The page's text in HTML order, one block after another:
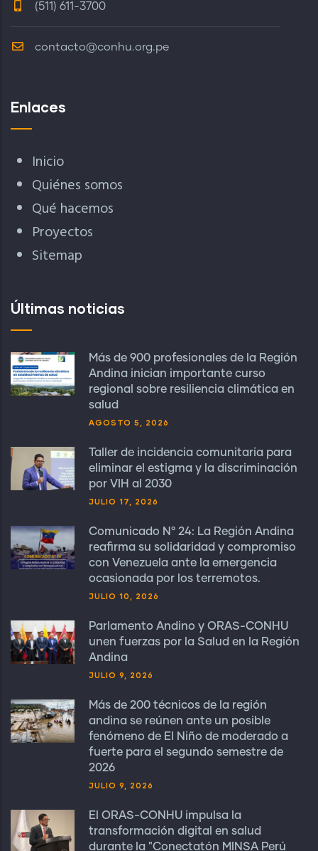
(511) 611-3700
contacto@conhu.org.pe
Enlaces
Inicio
Quiénes somos
Qué hacemos
Proyectos
Sitemap
Últimas noticias
Más de 900 profesionales de la Región
Andina inician importante curso
regional sobre resiliencia climática en
salud
AGOSTO 5, 2026
Taller de incidencia comunitaria para
eliminar el estigma y la discriminación
por VIH al 2030
JULIO 17, 2026
Comunicado N° 24: La Región Andina
reafirma su solidaridad y compromiso
con Venezuela ante la emergencia
ocasionada por los terremotos.
JULIO 10, 2026
Parlamento Andino y ORAS-CONHU
unen fuerzas por la Salud en la Región
Andina
JULIO 9, 2026
Más de 200 técnicos de la región
andina se reúnen ante un posible
fenómeno de El Niño de moderado a
fuerte para el segundo semestre de
2026
JULIO 9, 2026
El ORAS-CONHU impulsa la
transformación digital en salud
durante la "Conectatón MINSA Perú